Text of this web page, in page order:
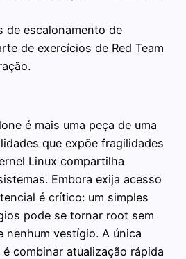
de escalonamento de
de exercícios de Red Team
é mais uma peça de uma
que expõe fragilidades
Linux compartilha
Embora exija acesso
é crítico: um simples
pode se tornar root sem
nenhum vestígio. A única
combinar atualização rápida